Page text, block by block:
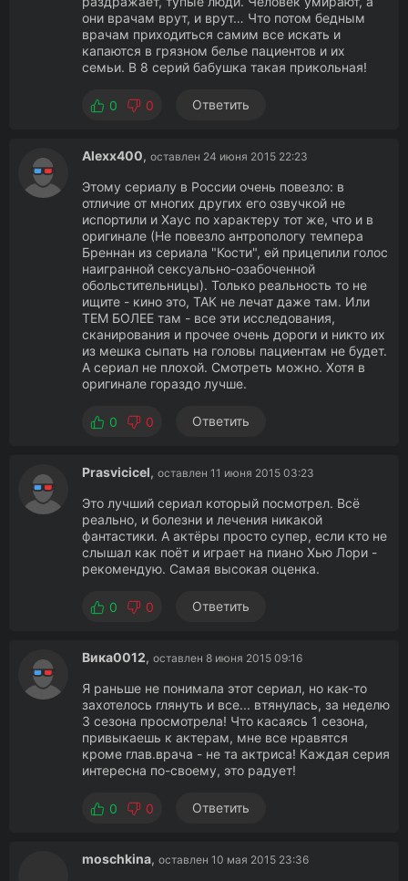
они врачам врут, и врут… Что потом бедным
врачам приходиться самим все искать и
капаются в грязном белье пациентов и их
семьи. В 8 серий бабушка такая прикольная!
0 0 Ответить
Alexx400, оставлен 24 июня 2015 22:23
Этому сериалу в России очень повезло: в
отличие от многих других его озвучкой не
испортили и Хаус по характеру тот же, что и в
оригинале (Не повезло антропологу темпера
Бреннан из сериала "Кости", ей прицепили голос
наигранной сексуально-озабоченной
обольстительницы). Только реальность то не
ищите - кино это, ТАК не лечат даже там. Или
ТЕМ БОЛЕЕ там - все эти исследования,
сканирования и прочее очень дороги и никто их
из мешка сыпать на головы пациентам не будет.
А сериал не плохой. Смотреть можно. Хотя в
оригинале гораздо лучше.
0 0 Ответить
Prasvicicel, оставлен 11 июня 2015 03:23
Это лучший сериал который посмотрел. Всё
реально, и болезни и лечения никакой
фантастики. А актёры просто супер, если кто не
слышал как поёт и играет на пиано Хью Лори -
рекомендую. Самая высокая оценка.
0 0 Ответить
Вика0012, оставлен 8 июня 2015 09:16
Я раньше не понимала этот сериал, но как-то
захотелось глянуть и все... втянулась, за неделю
3 сезона просмотрела! Что касаясь 1 сезона,
привыкаешь к актерам, мне все нравятся
кроме глав.врача - не та актриса! Каждая серия
интересна по-своему, это радует!
0 0 Ответить
moschkina, оставлен 10 мая 2015 23:36